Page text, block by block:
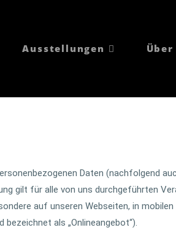
Ausstellungen
Daten (nachfolgend
gilt für alle von uns durchgeführten
auf unseren Webseiten, in
als „Onlineangebot“).